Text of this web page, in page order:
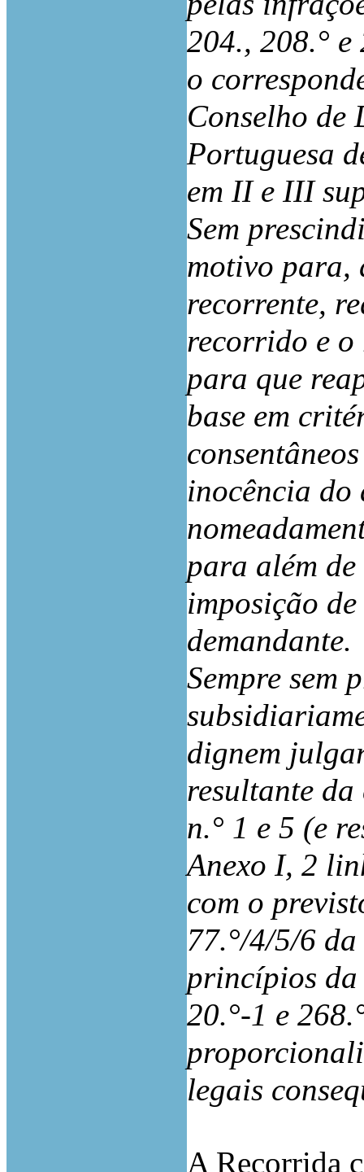
204., 208.°
o
Conselho de
Portuguesa
em II e III
Sem
motivo para,
recorrente,
recorrido e o
para que
base em
inocência do
para além
imposição
demandante.
Sempre sem
dignem
resultante
n.° 1 e 5 (e
Anexo I, 2
com o
77.°/4/5/6
princípios
20.°-1 e
legais
A Recorrida